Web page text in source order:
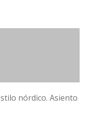
nórdico. Asiento